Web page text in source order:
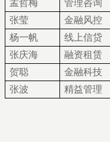
孟哲梅
管理咨询
张莹
金融风控
杨一帆
线上信贷
张庆海
融资租赁
贺聪
金融科技
张波
精益管理